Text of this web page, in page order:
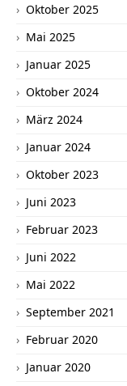
Oktober 2025
Mai 2025
Januar 2025
Oktober 2024
März 2024
Januar 2024
Oktober 2023
Juni 2023
Februar 2023
Juni 2022
Mai 2022
September 2021
Februar 2020
Januar 2020